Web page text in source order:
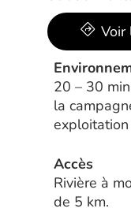
Voir
20 – 30
la
Accès
Rivière à
de 5 km.